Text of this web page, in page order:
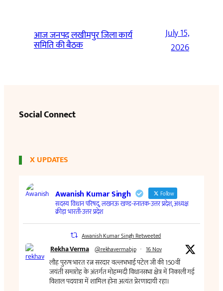
आज जनपद लखीमपुर जिला कार्य
समिति की बैठक
July 15,
2026
Social Connect
X UPDATES